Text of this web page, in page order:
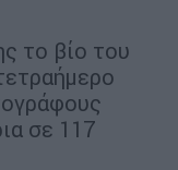
το βίο του
σε 117